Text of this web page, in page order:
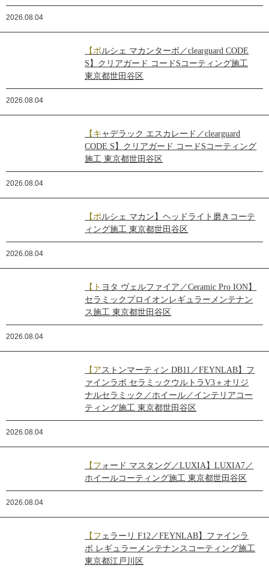
2026.08.04
【ポルシェ マカンターボ／clearguard CODE
S】クリアガード コードSコーティング施工
東京都世田谷区
2026.08.04
【キャデラック エスカレード／clearguard
CODE S】クリアガード コードSコーティング
施工 東京都世田谷区
2026.08.04
【ポルシェ マカン】ヘッドライト磨きコーテ
ィング施工 東京都世田谷区
2026.08.04
【トヨタ ヴェルファイア／Ceramic Pro ION】
セラミックプロイオンレギュラーメンテナン
ス施工 東京都世田谷区
2026.08.04
【アストンマーティン DB11／FEYNLAB】フ
ァインラボ セラミックウルトラV3＋オリジ
ナルセラミック／ホイール／インテリアコー
ティング施工 東京都世田谷区
2026.08.04
【フォード マスタング／LUXIA】LUXIA7／
ホイールコーティング施工 東京都世田谷区
2026.08.04
【フェラーリ F12／FEYNLAB】ファインラ
ボ レギュラーメンテナンスコーティング施工
東京都江戸川区